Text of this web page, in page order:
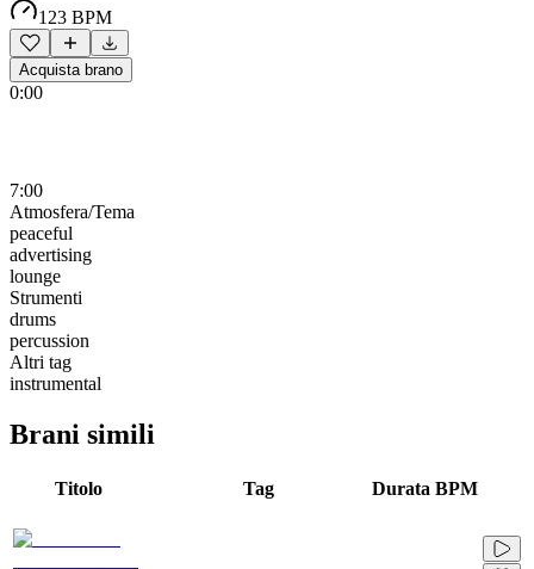
123 BPM
Acquista brano
0:00
7:00
Atmosfera/Tema
peaceful
advertising
lounge
Strumenti
drums
percussion
Altri tag
instrumental
Brani simili
Titolo Tag Durata BPM